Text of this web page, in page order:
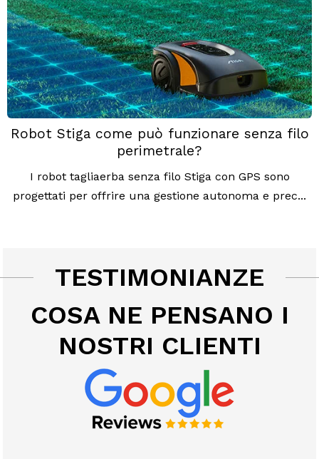
Robot Stiga come può funzionare senza filo
perimetrale?
I robot tagliaerba senza filo Stiga con GPS sono
progettati per offrire una gestione autonoma e prec...
TESTIMONIANZE
COSA NE PENSANO I
NOSTRI CLIENTI